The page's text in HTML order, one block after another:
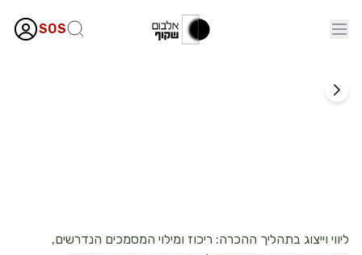
SOS
ליווי וייצוג בתהליך ההכרה: ריכוז ומילוי המסמכים הנדרשים,